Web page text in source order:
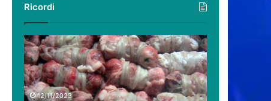
Ricordi
Ricordi:
le
ricette
tradizionali,
i
12/11/2023